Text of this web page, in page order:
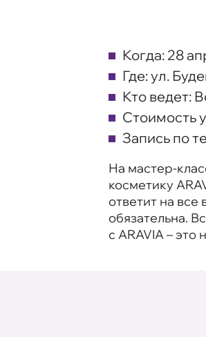
Когда: 28
Где:ул.
Кто ведет:
Стоимость
Запись по
На мастер-
косметику
ответит на
обязательна.
с ARAVIA – это